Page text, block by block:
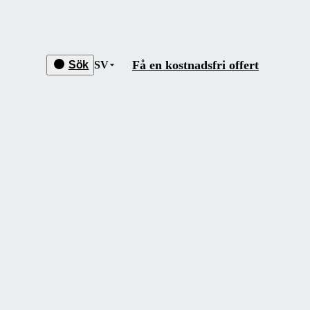
Sök SV Få en kostnadsfri offert